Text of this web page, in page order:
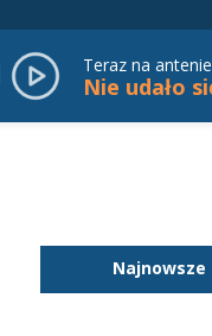
Teraz na antenie
Najnowsze